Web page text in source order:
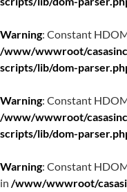
Warning: Constant
/www/wwwroot/
scripts/lib/dom-
Warning: Constant
/www/wwwroot/
scripts/lib/dom-
Warning: Constant
in /www/wwwroot/